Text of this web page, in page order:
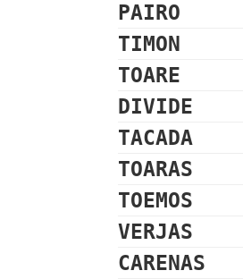
PAIRO
TIMON
TOARE
DIVIDE
TACADA
TOARAS
TOEMOS
VERJAS
CARENAS